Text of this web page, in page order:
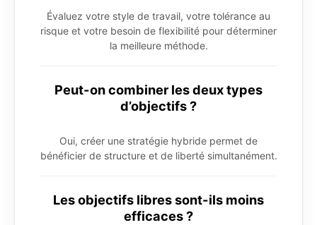
Évaluez votre style de travail, votre tolérance au
risque et votre besoin de flexibilité pour déterminer
la meilleure méthode.
Peut-on combiner les deux types
d’objectifs ?
Oui, créer une stratégie hybride permet de
bénéficier de structure et de liberté simultanément.
Les objectifs libres sont-ils moins
efficaces ?